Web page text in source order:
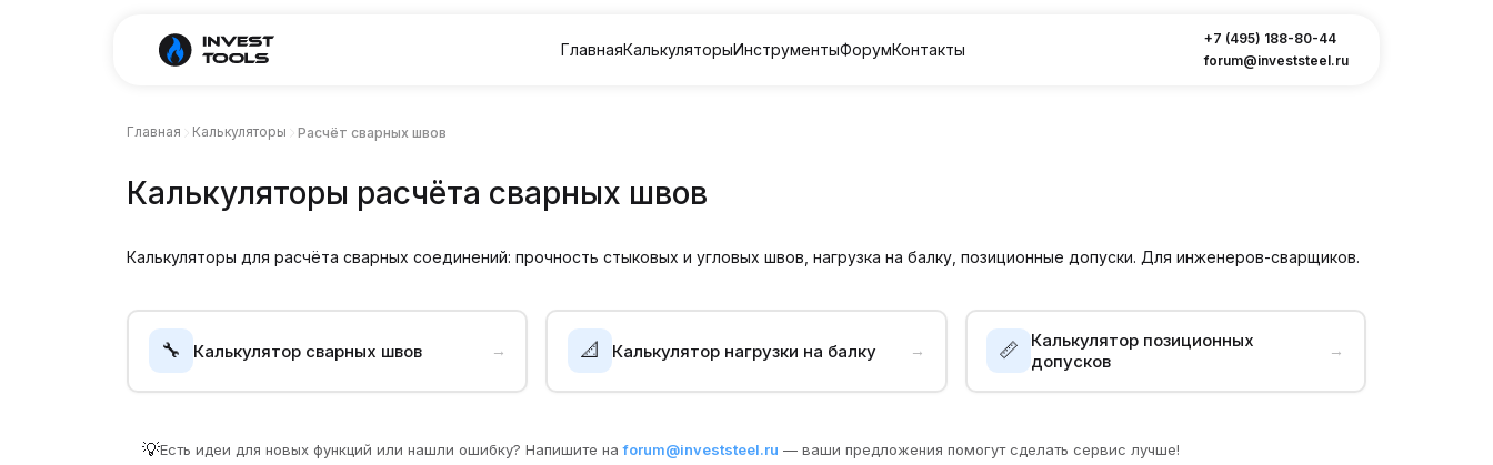
ГлавнаяКалькуляторыИнструментыФорумКонтакты
+7 (495) 188-80-44
forum@investsteel.ru
Главная Калькуляторы Расчёт сварных швов
Калькуляторы расчёта сварных швов
Калькуляторы для расчёта сварных соединений: прочность стыковых и угловых швов, нагрузка на балку, позиционные допуски. Для инженеров-сварщиков.
🔧 Калькулятор сварных швов → 📐 Калькулятор нагрузки на балку → 📏
Калькулятор позиционных
допусков
→
💡Есть идеи для новых функций или нашли ошибку? Напишите на forum@investsteel.ru — ваши предложения помогут сделать сервис лучше!